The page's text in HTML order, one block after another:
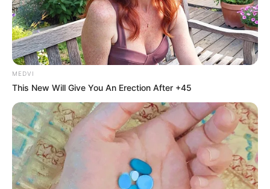
MEDVI
This New Will Give You An Erection After +45